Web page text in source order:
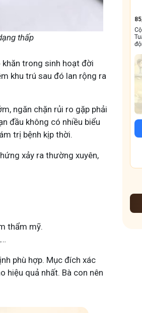
thấp
trong sinh hoạt đời
khu trú sau đó lan rộng ra
ngăn chặn rủi ro gặp phải
đầu không có nhiều biểu
trị bệnh kịp thời.
xảy ra thường xuyên,
thẩm mỹ.
phù hợp. Mục đích xác
hiệu quả nhất. Bà con nên
cho bà con gặp vấn đề xương khớp, cùng
học cách chăm sóc và điều trị để giảm đau, vận
hoạt.
Tham gia nhóm